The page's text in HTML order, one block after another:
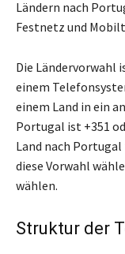
Ländern nach
Festnetz und
Die Ländervorwahl
einem
einem Land in ein
Portugal ist +351
Land nach
diese Vorwahl
wählen.
Struktur der